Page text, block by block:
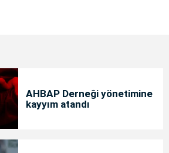
AHBAP Derneği yönetimine
kayyım atandı